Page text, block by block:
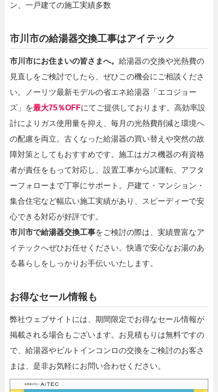
ン、一戸建ての施工実績多数
市川市の給湯器交換工事はアイテック
市川市にお住まいの皆さまへ。 給湯器の交換や光熱費の
見直しをご検討でしたら、ぜひこの機会にご相談くださ
い。ノーリツ最新モデルの省エネ給湯器「エコジョー
ズ」を最大75％OFFにてご提供しております。高効率設
計によりガス使用量を抑え、毎月の光熱費削減と環境へ
の配慮を両立。古くなった給湯器の買い替えや突然の故
障対策としてもおすすめです。施工はガス機器の有資格
者が責任をもって対応し、設置工事から試運転、アフタ
ーフォローまで丁寧にサポート。戸建て・マンション・
集合住宅など幅広い施工実績があり、スピーディーで安
心できる対応が好評です。
市川市で給湯器交換工事をご検討の際は、実績豊富なア
イテックへぜひお任せください。快適で安心なお湯のあ
る暮らしをしっかりお手伝いいたします。
お得なセール情報も
弊社ウェブサイトには、期間限定でお得なセール情報が
掲載される場合もございます。お見積もりは無料ですの
で、給湯器やビルトインコンロの交換をご検討のお客さ
まは、是非お気軽にお問い合わせください。